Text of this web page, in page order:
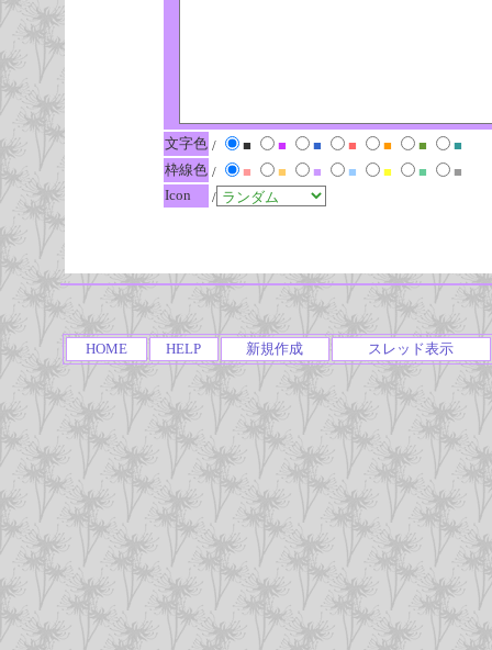
文字色 / ■ ■ ■ ■ ■ ■
■
枠線色 / ■ ■ ■ ■ ■ ■
■
Icon
/
HOME HELP 新規作成 スレッド表示